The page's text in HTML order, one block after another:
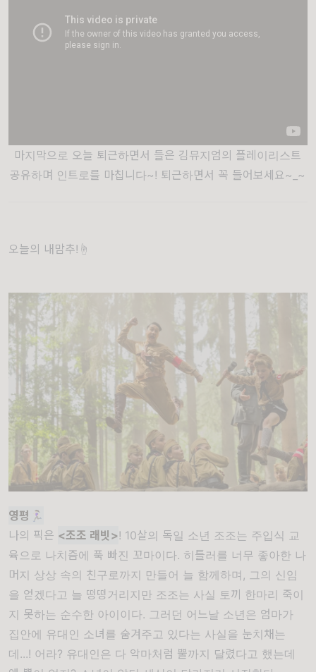
마지막으로 오늘 퇴근하면서 들은 김뮤지엄의 플레이리스트
공유하며 인트로를 마칩니다~! 퇴근하면서 꼭 들어보세요~_~
오늘의 내맘추!☝️
영평🏃🏻‍♀️
나의 픽은 <조조 래빗>! 10살의 독일 소년 조조는 주입식 교
육으로 나치즘에 푹 빠진 꼬마이다. 히틀러를 너무 좋아한 나
머지 상상 속의 친구로까지 만들어 늘 함께하며, 그의 신임
을 얻겠다고 늘 떵떵거리지만 조조는 사실 토끼 한마리 죽이
지 못하는 순수한 아이이다. 그러던 어느날 소년은 엄마가
집안에 유대인 소녀를 숨겨주고 있다는 사실을 눈치채는
데...! 어라? 유대인은 다 악마처럼 뿔까지 달렸다고 했는데